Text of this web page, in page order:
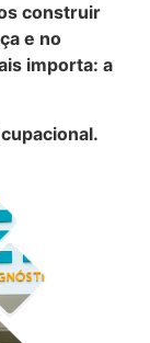
construir
e no
importa: a